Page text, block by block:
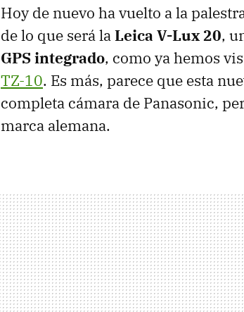
Hoy de nuevo ha vuelto a la
de lo que será laLeica V-Lux 20,
GPSintegrado, como ya hemos
TZ-10. Es más, parece que esta
completa cámara de Panasonic,
marca alemana.